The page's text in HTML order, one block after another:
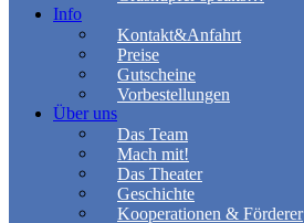
Info
Kontakt&Anfahrt
Preise
Gutscheine
Vorbestellungen
Über uns
Das Team
Mach mit!
Das Theater
Geschichte
Kooperationen & Förderer